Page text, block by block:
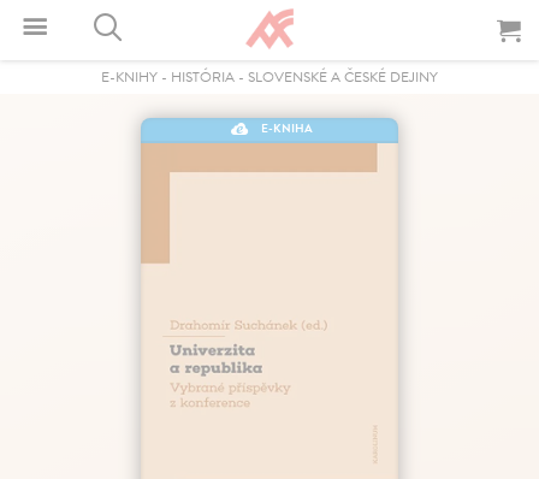
E-KNIHY - HISTÓRIA - SLOVENSKÉ A ČESKÉ DEJINY
E-KNIHA